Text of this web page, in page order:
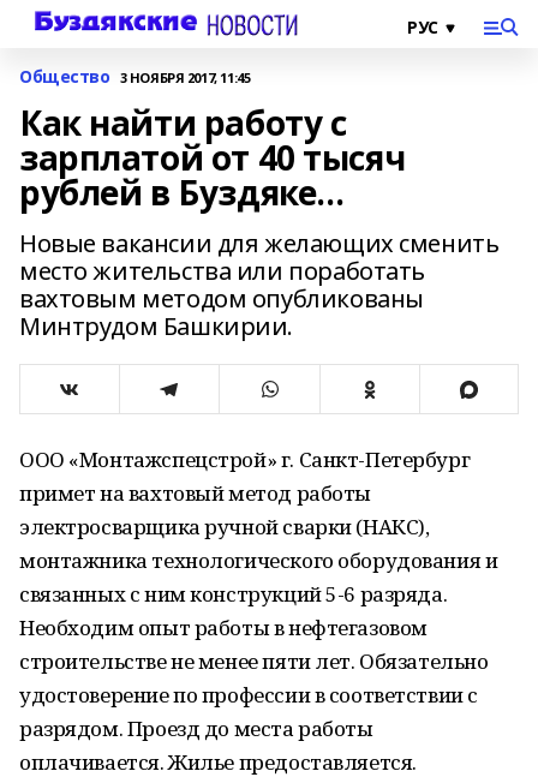
Общество 3 НОЯБРЯ 2017, 11:45
Как найти работу с
зарплатой от 40 тысяч
рублей в Буздяке…
Новые вакансии для желающих сменить
место жительства или поработать
вахтовым методом опубликованы
Минтрудом Башкирии.
ООО «Монтажспецстрой» г. Санкт-Петербург
примет на вахтовый метод работы
электросварщика ручной сварки (НАКС),
монтажника технологического оборудования и
связанных с ним конструкций 5-6 разряда.
Необходим опыт работы в нефтегазовом
строительстве не менее пяти лет. Обязательно
удостоверение по профессии в соответствии с
разрядом. Проезд до места работы
оплачивается. Жилье предоставляется.